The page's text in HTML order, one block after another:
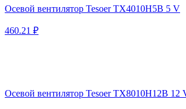
Осевой вентилятор Tesoer TX4010H5B 5 V
460.21 ₽
Осевой вентилятор Tesoer TX8010H12B 12